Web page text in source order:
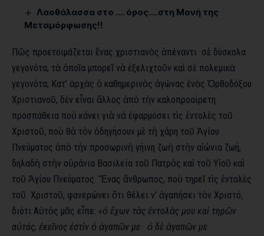
Λαοθάλασσα στο …. όρος….στη Μονή της
Μεταμόρφωσης!!
Πῶς προετοιμάζεται ἕνας χριστιανὸς ἀπέναντι σὲ δύσκολα
γεγονότα, τὰ ὁποῖα μπορεῖ νὰ ἐξελιχτοῦν καὶ σὲ πολεμικὰ
γεγονότα; Κατ’ ἀρχὰς ὁ καθημερινὸς ἀγώνας ἑνὸς Ὀρθοδόξου
Χριστιανοῦ, δὲν εἶναι ἄλλος ἀπὸ τὴν καλοπροαίρετη
προσπάθεια ποὺ κάνει γιὰ νὰ ἐφαρμόσει τὶς ἐντολὲς τοῦ
Χριστοῦ, ποὺ θὰ τὸν ὁδηγήσουν μὲ τὴ χάρη τοῦ Ἁγίου
Πνεύματος ἀπὸ τὴν προσωρινὴ γήινη ζωὴ στὴν αἰώνια ζωή,
δηλαδὴ στὴν οὐράνια Βασιλεία τοῦ Πατρὸς καὶ τοῦ Υἱοῦ καὶ
τοῦ Ἁγίου Πνεύματος. Ἕνας ἄνθρωπος, ποὺ τηρεῖ τὶς ἐντολὲς
τοῦ Χριστοῦ, φανερώνει ὅτι θέλει ν’ ἀγαπήσει τὸν Χριστό,
διότι Αὐτὸς μᾶς εἶπε: «ὁ ἔχων τὰς ἐντολὰς μου καὶ τηρῶν
αὐτάς, ἐκεῖνος ἐστὶν ὁ ἀγαπῶν με· ὁ δὲ ἀγαπῶν με